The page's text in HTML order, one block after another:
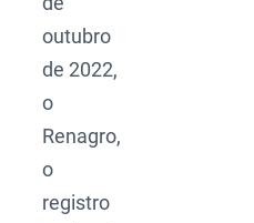
outubro
de 2022,
o
Renagro,
o
registro